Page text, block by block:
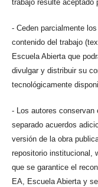
trabajo resulte aceptado
- Ceden parcialmente
contenido del trabajo
Escuela Abierta que
divulgar y distribuir su
tecnológicamente
- Los autores conservan
separado acuerdos
versión de la obra
repositorio institucional,
que se garantice el
EA, Escuela Abierta y